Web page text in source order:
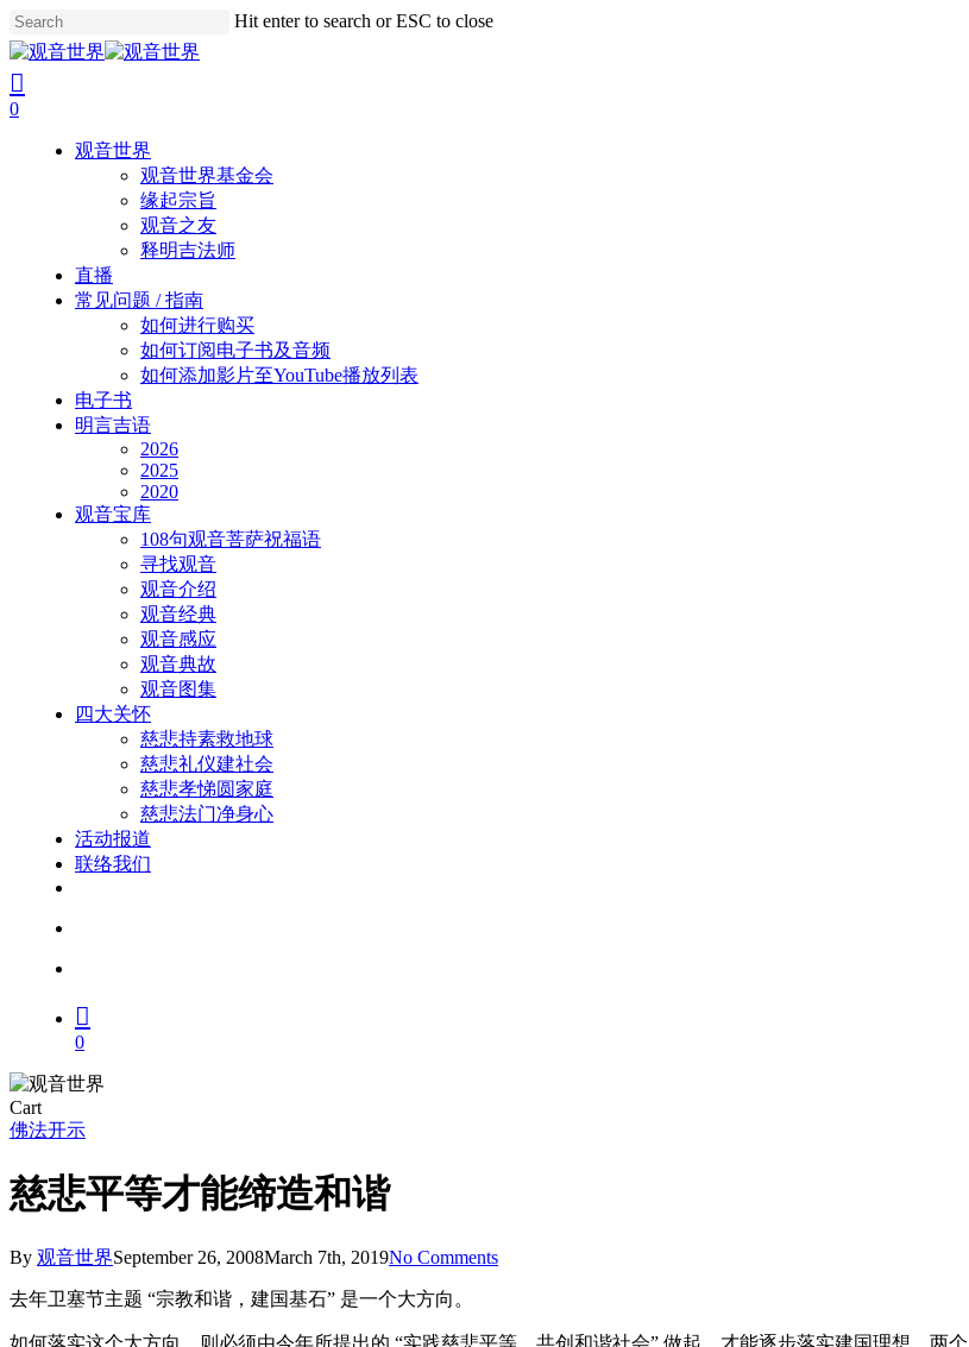
Skip
to
main
content
Hit enter to search or ESC to close
Close
Search
search
account
0
观音世界
观音世界基金会
缘起宗旨
观音之友
释明吉法师
直播
常见问题 / 指南
如何进行购买
如何订阅电子书及音频
如何添加影片至YouTube播放列表
电子书
明言吉语
2026
2025
2020
观音宝库
108句观音菩萨祝福语
寻找观音
观音介绍
观音经典
观音感应
观音典故
观音图集
四大关怀
慈悲持素救地球
慈悲礼仪建社会
慈悲孝悌圆家庭
慈悲法门净身心
活动报道
联络我们
0
CartClose
Cart
佛法开示
慈悲平等才能缔造和谐
By 观音世界September 26, 2008March 7th, 2019No Comments
去年卫塞节主题 “宗教和谐，建国基石” 是一个大方向。
如何落实这个大方向，则必须由今年所提出的 “实践慈悲平等，共创和谐社会” 做起，才能逐步落实建国理想，两